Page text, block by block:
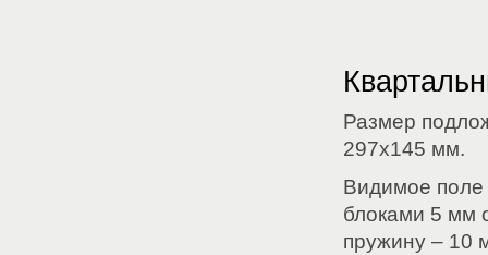
Размер
297х145 мм.
Видимое
блоками 5 мм
пружину – 10